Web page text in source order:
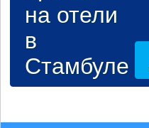
на отели
в
Стамбуле